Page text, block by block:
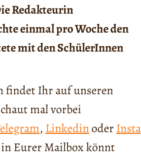
Redakteurin
einmal pro Woche den
mit den SchülerInnen
findet Ihr auf unseren
mal vorbei
,Linkedinoder
Eurer Mailbox könnt